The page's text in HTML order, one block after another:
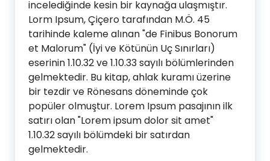
incelediğinde kesin bir kaynağa ulaşmıştır.
Lorm Ipsum, Çiçero tarafından M.Ö. 45
tarihinde kaleme alınan "de Finibus Bonorum
et Malorum" (İyi ve Kötünün Uç Sınırları)
eserinin 1.10.32 ve 1.10.33 sayılı bölümlerinden
gelmektedir. Bu kitap, ahlak kuramı üzerine
bir tezdir ve Rönesans döneminde çok
popüler olmuştur. Lorem Ipsum pasajının ilk
satırı olan "Lorem ipsum dolor sit amet"
1.10.32 sayılı bölümdeki bir satırdan
gelmektedir.